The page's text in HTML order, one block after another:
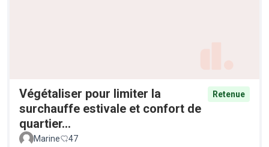
Végétaliser pour limiter la
surchauffe estivale et confort de
quartier...
Retenue
Marine 47